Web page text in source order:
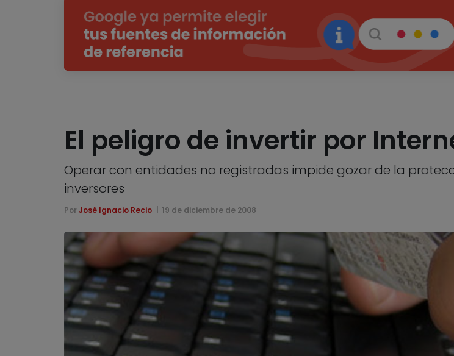
El peligro de invertir por
Operar con entidades no registradas impide gozar de la
inversores
Por José Ignacio Recio 19 de diciembre de 2008